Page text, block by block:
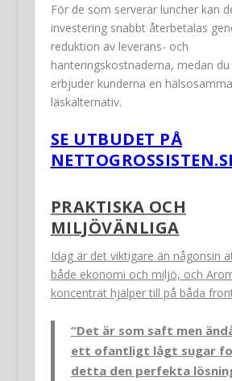
För de som serverar luncher kan
investering snabbt återbetalas
reduktion av leverans- och
hanteringskostnaderna, medan
erbjuder kunderna en
läskalternativ.
SE UTBUDET PÅ
PRAKTISKA OCH
MILJÖVÄNLIGA
Idag är det viktigare än någonsin
både ekonomi och miljö, och
koncentrat hjälper till på båda
“Det är som saft men
ett ofantligt lågt sugar
detta den perfekta